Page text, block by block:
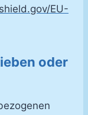
EU-
oder